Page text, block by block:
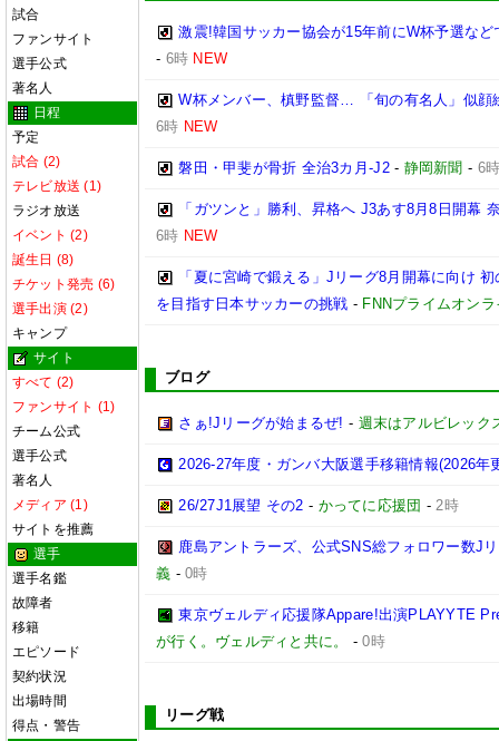
試合
ファンサイト
選手公式
著名人
日程
予定
試合 (2)
テレビ放送 (1)
ラジオ放送
イベント (2)
誕生日 (8)
チケット発売 (6)
選手出演 (2)
キャンプ
サイト
すべて (2)
ファンサイト (1)
チーム公式
選手公式
著名人
メディア (1)
サイトを推薦
選手
選手名鑑
故障者
移籍
エピソード
契約状況
出場時間
得点・警告
激震!韓国サッカー協会が15年前にW杯予選な
- 6時 NEW
W杯メンバー、槙野監督… 「旬の有名人」似顔
6時 NEW
磐田・甲斐が骨折 全治3カ月-J2- 静岡新聞 - 6
「ガツンと」勝利、昇格へ J3あす8月8日開幕
6時 NEW
「夏に宮崎で鍛える」Jリーグ8月開幕に向け
を目指す日本サッカーの挑戦 - FNNプライムオンラ
ブログ
さぁ!Jリーグが始まるぜ! - 週末はアルビレック
2026-27年度・ガンバ大阪選手移籍情報(2026年
26/27J1展望 その2 - かってに応援団 -2時
鹿島アントラーズ、公式SNS総フォロワー数J
義 -0時
東京ヴェルディ応援隊Appare!出演PLAYYTE
が行く。ヴェルディと共に。
-0時
リーグ戦